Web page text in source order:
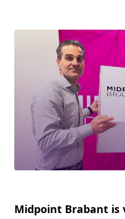
Midpoint Brabant is